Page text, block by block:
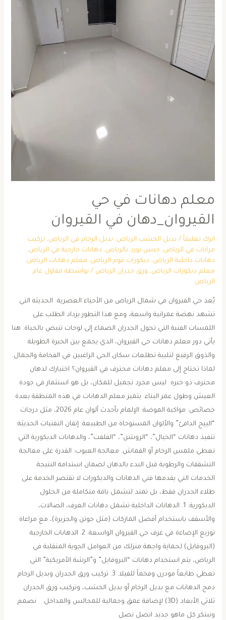
معلم دهانات في حي
القيروان_دهان في القيروان
اترك تعليقاً / بديل الخشب الرياض, بديل الرخام في الرياض, تركيب
مرايات في الرياض, جبس بورد بالرياض, دهانات خارجية في الرياض,
دهانات داخلية الرياض, ديكورات فوم الرياض, معلم دهانات الرياض,
معلم ديكورات الرياض, ورق جدران الرياض / بواسطة مقاول عام
الرياض
يُعد حي القيروان في شمال الرياض من الأحياء العصرية الحديثه التي
تشهد نهضة عمرانية واسعة، ومع هذا التطور يزداد الطلب على
اللمسات الفنية التي تحول الجدران الصماء إلى لوحات تنبض بالحياة. هنا
يأتي دور معلم دهانات حي القيروان، الذي يجمع بين الخبرة الطويلة
والذوق الرفيع لتلبية تطلعات سكان الحي الراغبين في الفخامة والجمال.
​لماذا تحتاج إلى معلم دهانات محترف في القيروان؟ ​اختيارك لدهان
محترف ذو خبره ليس مجرد تجميل للمكان، بل هو استثمار في جودة
العيش وطول عمر البناء. يتميز معلم الدهانات في هذه المنطقة بعدة
خصائص: ​مواكبة الموضة: الإلمام بأحدث ألوان عام 2026، مثل درجات
“البيج الدافئ” والألوان المستوحاة من الطبيعة. ​إتقان التقنيات الحديثة:
تنفيذ دهانات “الخيال”، “الروشن”، “الفلفت”، والدهانات الديكورية التي
تعطي ملمس الرخام أو القماش. ​معالجة العيوب: القدرة على معالجة
التشققات والرطوبة قبل البدء بالدهان لضمان استدامة النتيجة. ​
الخدمات التي يقدمها فني الدهانات والديكورات ​لا تقتصر الخدمة على
طلاء الجدران فقط، بل تمتد لتشمل باقة متكاملة من الحلول
الديكورية: ​1. الدهانات الداخلية ​تشمل دهانات الغرف، الصالات،
والأسقف باستخدام أفضل الماركات (مثل جوتن والجزيرة)، مع مراعاة
توزيع الإضاءة في غرف حي القيروان الواسعة. ​2. الدهانات الخارجية
(البروفايل) ​لحماية واجهة منزلك من العوامل الجوية المتقلبة في
الرياض، يتم استخدام دهانات “البروفايل” و”الرشة الأمريكية” التي
تعطي طابعاً مودرن وفخماً للفيلا. ​3. تركيب ورق الجدران وبديل الرخام ​
دمج الدهانات مع بديل الرخام أو بديل الخشب، وتركيب ورق الجدران
ثلاثي الأبعاد (3D) لإضافة عمق وجمالية للمجالس والمداخل. نصمم
ونبتكر كل ماهو جديد اتصل نصل